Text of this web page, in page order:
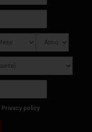
Privacy policy